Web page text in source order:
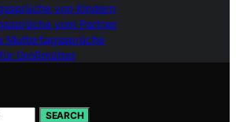
von Kindern
vom Partner
Muttertagssprüche
Großmütter
SEARCH